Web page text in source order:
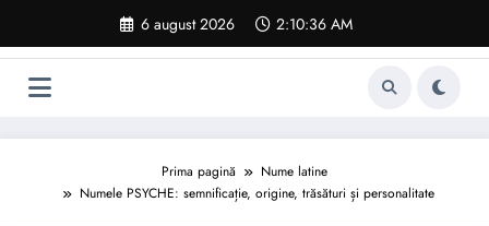
conținut
6 august 2026 2:10:37 AM
Prima pagină
Nume latine
Numele PSYCHE: semnificație, origine, trăsături și personalitate